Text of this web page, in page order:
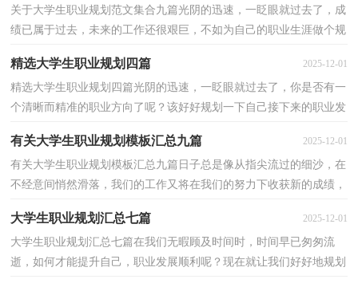
关于大学生职业规划范文集合九篇光阴的迅速，一眨眼就过去了，成
绩已属于过去，未来的工作还很艰巨，不如为自己的职业生涯做个规
精选大学生职业规划四篇 2025-12-01
精选大学生职业规划四篇光阴的迅速，一眨眼就过去了，你是否有一
个清晰而精准的职业方向了呢？该好好规划一下自己接下来的职业发
有关大学生职业规划模板汇总九篇 2025-12-01
有关大学生职业规划模板汇总九篇日子总是像从指尖流过的细沙，在
不经意间悄然滑落，我们的工作又将在我们的努力下收获新的成绩，
大学生职业规划汇总七篇 2025-12-01
大学生职业规划汇总七篇在我们无暇顾及时间时，时间早已匆匆流
逝，如何才能提升自己，职业发展顺利呢？现在就让我们好好地规划